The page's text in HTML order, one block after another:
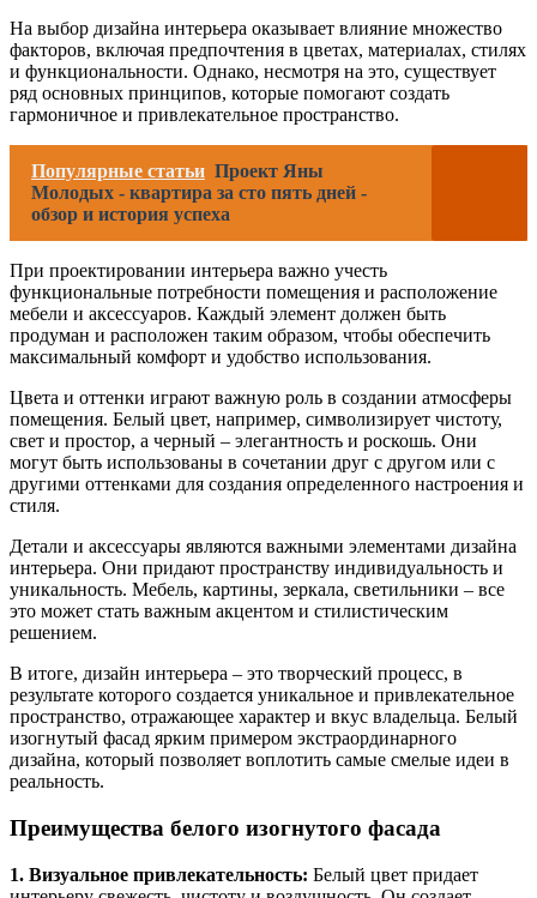
На выбор дизайна интерьера оказывает влияние множество
факторов, включая предпочтения в цветах, материалах, стилях
и функциональности. Однако, несмотря на это, существует
ряд основных принципов, которые помогают создать
гармоничное и привлекательное пространство.
Популярные статьи Проект Яны
Молодых - квартира за сто пять дней -
обзор и история успеха
При проектировании интерьера важно учесть
функциональные потребности помещения и расположение
мебели и аксессуаров. Каждый элемент должен быть
продуман и расположен таким образом, чтобы обеспечить
максимальный комфорт и удобство использования.
Цвета и оттенки играют важную роль в создании атмосферы
помещения. Белый цвет, например, символизирует чистоту,
свет и простор, а черный – элегантность и роскошь. Они
могут быть использованы в сочетании друг с другом или с
другими оттенками для создания определенного настроения и
стиля.
Детали и аксессуары являются важными элементами дизайна
интерьера. Они придают пространству индивидуальность и
уникальность. Мебель, картины, зеркала, светильники – все
это может стать важным акцентом и стилистическим
решением.
В итоге, дизайн интерьера – это творческий процесс, в
результате которого создается уникальное и привлекательное
пространство, отражающее характер и вкус владельца. Белый
изогнутый фасад ярким примером экстраординарного
дизайна, который позволяет воплотить самые смелые идеи в
реальность.
Преимущества белого изогнутого фасада
1. Визуальное привлекательность: Белый цвет придает